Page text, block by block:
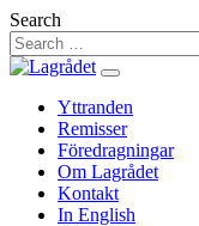
Hoppa
till
innehåll
Search
Yttranden
Remisser
Föredragningar
Om Lagrådet
Kontakt
In English